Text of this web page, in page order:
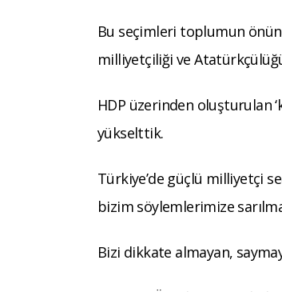
Bu seçimleri toplumun
milliyetçiliği ve
HDP üzerinden oluşturulan
yükselttik.
Türkiye’de güçlü milliyetçi
bizim söylemlerimize
Bizi dikkate almayan,